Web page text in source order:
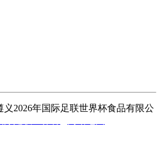
义2026年国际足联世界杯食品有限公